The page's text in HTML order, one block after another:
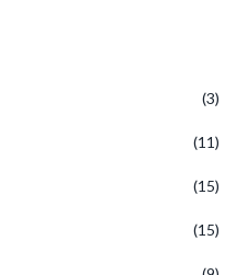
(3)
(11)
(15)
(15)